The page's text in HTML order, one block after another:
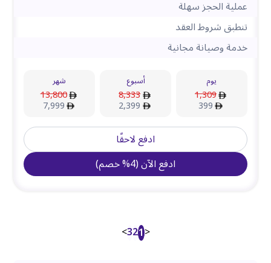
عملية الحجز سهلة
تنطبق شروط العقد
خدمة وصيانة مجانية
يوم
1,309
399
أسبوع
8,333
2,399
شهر
13,800
7,999
ادفع لاحقًا
ادفع الآن(
4
%خصم)
<
1
2
3
>